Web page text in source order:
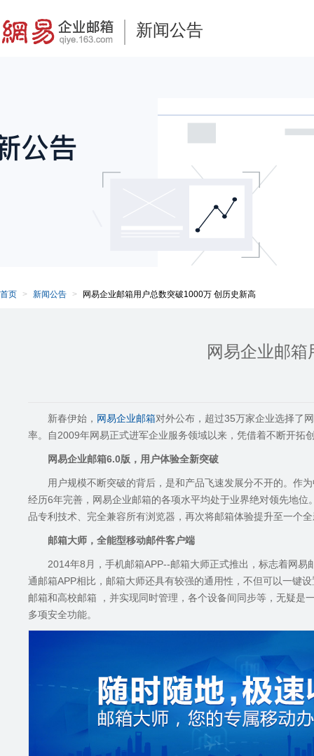
新闻公告
首页 新闻公告 网易企业邮箱用户总数突破1000万 创历史新高
网易企业邮
新春伊始， 网易企业邮箱对外公布，超过35万家企业选择了
率。自2009年网易正式进军企业服务领域以来，凭借着不断开拓
网易企业邮箱6.0版，用户体验全新突破
用户规模不断突破的背后，是和产品飞速发展分不开的。作
经历6年完善，网易企业邮箱的各项水平均处于业界绝对领先地
品专利技术、完全兼容所有浏览器，再次将邮箱体验提升至一个
邮箱大师，全能型移动邮件客户端
2014年8月，手机邮箱APP--邮箱大师正式推出，标志着网
通邮箱APP相比，邮箱大师还具有较强的通用性，不但可以一键
邮箱和高校邮箱 ，并实现同时管理，各个设备间同步等，无疑
多项安全功能。